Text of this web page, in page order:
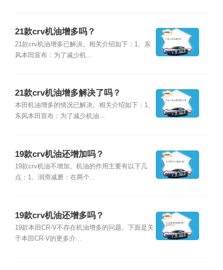
21款crv机油增多吗？
21款crv机油增多已解决。相关介绍如下：1、东
风本田宣布：为了减少机...
21款crv机油增多解决了吗？
本田机油增多的情况已解决。相关介绍如下：1、
东风本田宣布：为了减少机油...
19款crv机油还增加吗？
19款crv机油不增加。机油的作用主要有以下几
点：1、润滑减磨：在两个...
19款crv机油还增多吗？
19款本田CR-V不存在机油增多的问题。下面是关
于本田CR-V的更多介...